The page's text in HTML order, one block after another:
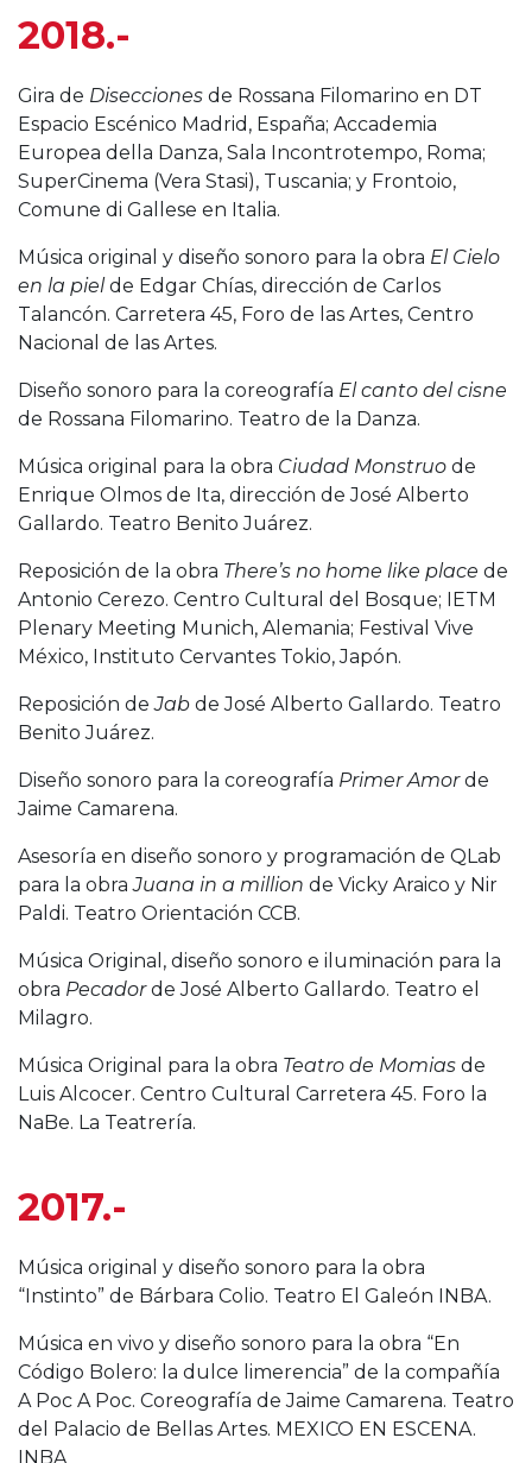
2018.-
Gira de Disecciones de Rossana Filomarino en DT
Espacio Escénico Madrid, España; Accademia
Europea della Danza, Sala Incontrotempo, Roma;
SuperCinema (Vera Stasi), Tuscania; y Frontoio,
Comune di Gallese en Italia.
Música original y diseño sonoro para la obra El Cielo
en la pielde Edgar Chías, dirección de Carlos
Talancón. Carretera 45, Foro de las Artes, Centro
Nacional de las Artes.
Diseño sonoro para la coreografía El canto del cisne
de Rossana Filomarino. Teatro de la Danza.
Música original para la obra Ciudad Monstruo de
Enrique Olmos de Ita, dirección de José Alberto
Gallardo. Teatro Benito Juárez.
Reposición de la obra There’s no home like place de
Antonio Cerezo. Centro Cultural del Bosque; IETM
Plenary Meeting Munich, Alemania; Festival Vive
México, Instituto Cervantes Tokio, Japón.
Reposición deJab de José Alberto Gallardo. Teatro
Benito Juárez.
Diseño sonoro para la coreografía Primer Amorde
Jaime Camarena.
Asesoría en diseño sonoro y programación de QLab
para la obraJuana in a million de Vicky Araico y Nir
Paldi. Teatro Orientación CCB.
Música Original, diseño sonoro e iluminación para la
obra Pecadorde José Alberto Gallardo. Teatro el
Milagro.
Música Original para la obra Teatro de Momias de
Luis Alcocer. Centro Cultural Carretera 45. Foro la
NaBe. La Teatrería.
2017.-
Música original y diseño sonoro para la obra
“Instinto” de Bárbara Colio. Teatro El Galeón INBA.
Música en vivo y diseño sonoro para la obra “En
Código Bolero: la dulce limerencia” de la compañía
A Poc A Poc. Coreografía de Jaime Camarena. Teatro
del Palacio de Bellas Artes. MEXICO EN ESCENA.
INBA